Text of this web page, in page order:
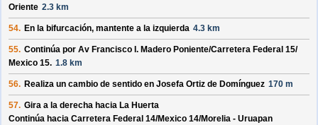
Oriente 2.3 km
54. En la bifurcación, mantente a la izquierda 4.3 km
55. Continúa por Av Francisco I. Madero Poniente/Carretera Federal 15/
Mexico 15. 1.8 km
56. Realiza un cambio de sentido en Josefa Ortiz de Domínguez 170 m
57. Gira a la derecha hacia La Huerta
Continúa hacia Carretera Federal 14/Mexico 14/Morelia - Uruapan